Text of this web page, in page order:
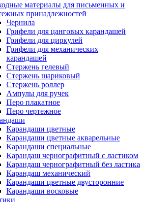
материалы для письменных и
принадлежностей
Чернила
Грифели для цанговых карандашей
Грифели для циркулей
Грифели для механических
карандашей
Стержень гелевый
Стержень шариковый
Стержень роллер
Ампулы для ручек
Перо плакатное
Перо чертежное
Карандаши цветные
Карандаши цветные акварельные
Карандаши специальные
Карандаш чернографитный с ластиком
Карандаш чернографитный без ластика
Карандаш механический
Карандаши цветные двусторонние
Карандаши восковые